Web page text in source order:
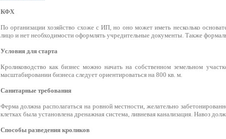
КФХ
По организации хозяйство схоже с ИП, но оно может иметь несколько
лицо и нет необходимости оформлять учредительные документы. Также
Условия для старта
Кролиководство как бизнес можно начать на собственном земельном
масштабировании бизнеса следует ориентироваться на 800 кв. м.
Санитарные требования
Ферма должна располагаться на ровной местности, желательно
клетках была установлена дренажная система, ливневая канализация. Навоз
Способы разведения кроликов